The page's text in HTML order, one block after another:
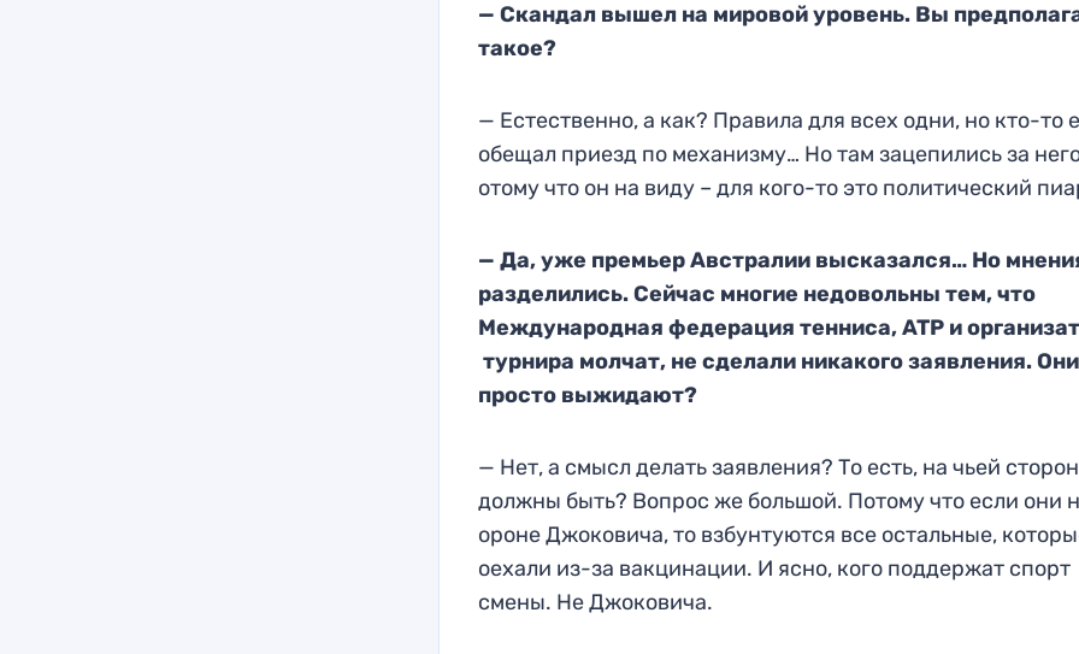
— Скандал вышел на мировой уровень. Вы
такое?
— Естественно, а как? Правила для всех одни, но кто-то
обещал приезд по механизму… Но там зацепились за
отому что он на виду – для кого-то это политический
— Да, уже премьер Австралии высказался… Но
разделились. Сейчас многие недовольны тем, что
Международная федерация тенниса,ATP и
турнира молчат, не сделали никакого заявления. Они
просто выжидают?
— Нет, а смысл делать заявления? То есть, на чьей
должны быть? Вопрос же большой. Потому что если они
ороне Джоковича,то взбунтуются все остальные,
оехали из-за вакцинации. И ясно, кого поддержат спорт
смены. Не Джоковича.